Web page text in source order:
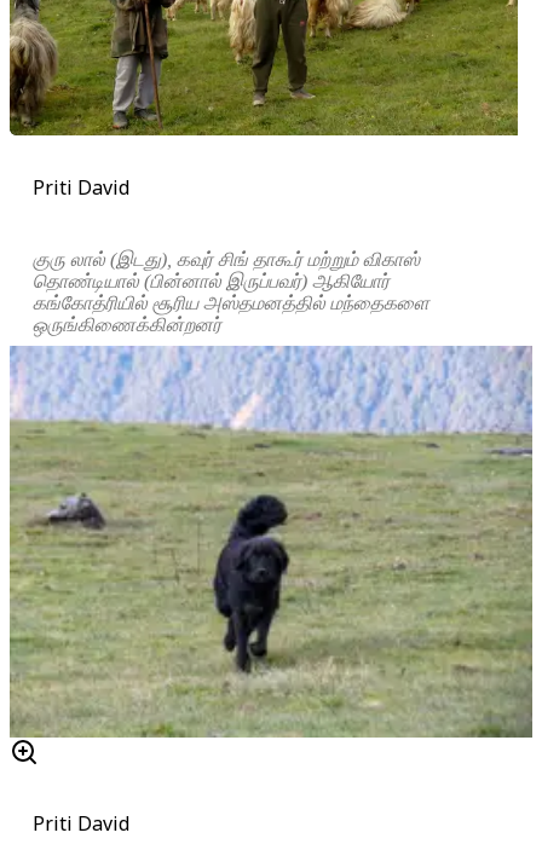
Priti David
குரு லால் (இடது), கவுர் சிங் தாகூர் மற்றும் விகாஸ்
தொண்டியால் (பின்னால் இருப்பவர்) ஆகியோர்
கங்கோத்ரியில் சூரிய அஸ்தமனத்தில் மந்தைகளை
ஒருங்கிணைக்கின்றனர்
Priti David